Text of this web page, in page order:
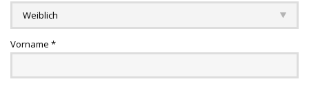
Vorname *